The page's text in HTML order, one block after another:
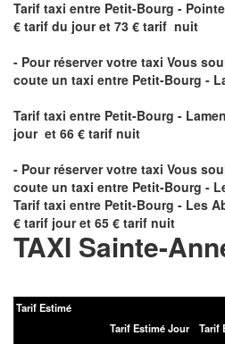
Tarif taxi entre Petit-Bourg -
€ tarif du jour et 73 € tarif nuit
- Pour réserver votre taxi Vous
coute un taxi entre Petit-Bourg -
Tarif taxi entre Petit-Bourg -
jour et 66 € tarif nuit
- Pour réserver votre taxi Vous
coute un taxi entre Petit-Bourg -
Tarif taxi entre Petit-Bourg - Les
€ tarif jour et 65 € tarif nuit
TAXI Sainte-
Tarif Estimé
Tarif Estimé Jour
Tarif